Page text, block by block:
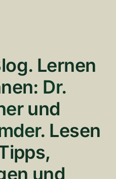
Lernen
Dr.
und
. Lesen
und